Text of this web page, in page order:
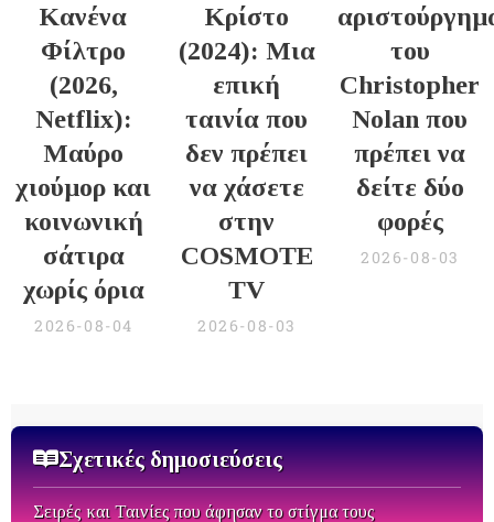
Κανένα
Φίλτρο
(2026,
Netflix):
Μαύρο
χιούμορ και
κοινωνική
σάτιρα
χωρίς όρια
2026-08-04
Κρίστο
(2024): Μια
επική
ταινία που
δεν πρέπει
να χάσετε
στην
COSMOTE
TV
2026-08-03
του
Christopher
Nolan που
πρέπει να
δείτε δύο
φορές
2026-08-03
Σχετικές δημοσιεύσεις
Σειρές και Ταινίες που άφησαν το στίγμα τους